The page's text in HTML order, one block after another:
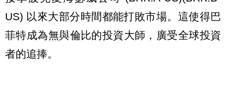
US) 以來大部分時間都能打敗市場。這使得巴
菲特成為無與倫比的投資大師，廣受全球投資
者的追捧。